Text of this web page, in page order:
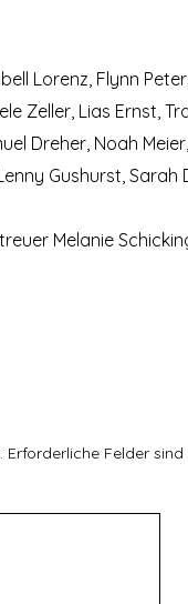
Lorenz, Flynn
Zeller, Lias Ernst,
Dreher, Noah
Gushurst, Sarah
Melanie
Erforderliche Felder